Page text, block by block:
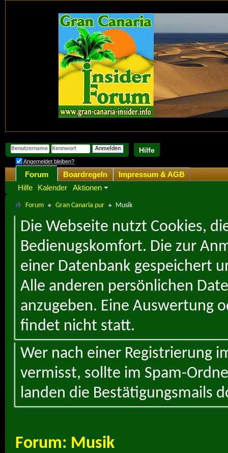
Hilfe
Angemeldet bleiben?
Forum
Hilfe
Kalender Aktionen
Boardregeln Impressum & AGB
Forum Gran Canaria pur Musik
Die Webseite nutzt Cookies,
Bedienugskomfort. Die zur
einer Datenbank gespeichert
Alle anderen persönlichen
anzugeben. Eine Auswertung
findet nicht statt.
Wer nach einer Registrierung
vermisst, sollte im Spam-
landen die Bestätigungsmails
Forum: Musik